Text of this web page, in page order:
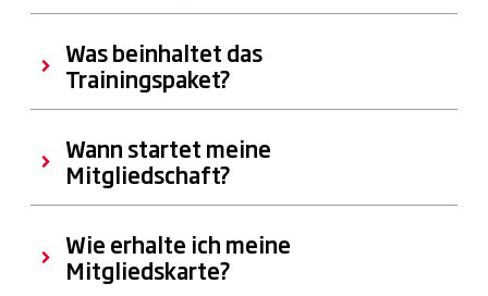
Was beinhaltet das
Trainingspaket?
Wann startet meine
Mitgliedschaft?
Wie erhalte ich meine
Mitgliedskarte?